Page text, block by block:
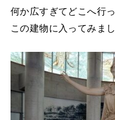
何か広すぎてどこへ行
この建物に入ってみまし